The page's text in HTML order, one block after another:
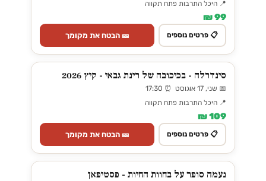
📍 היכל התרבות פתח תקווה
99 ₪
📋 פרטים נוספים 🎫 הבטח את מקומך
סינדרלה - בכיכובה של רינת גבאי - קיץ 2026
📅 שני, 17 אוגוסט ⏰ 17:30
📍 היכל התרבות פתח תקווה
109 ₪
📋 פרטים נוספים 🎫 הבטח את מקומך
נעמה סופר על בחוות החיות - פסטיפאן